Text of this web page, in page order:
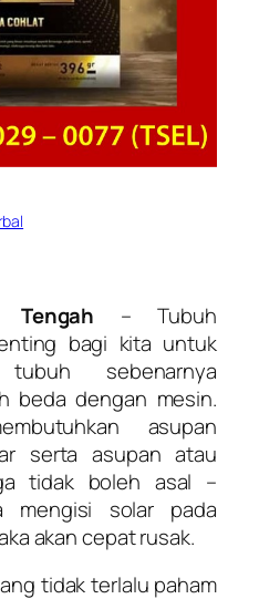
Tengah – Tubuh
bagi kita untuk
sebenarnya
beda dengan mesin.
asupan
serta asupan atau
tidak boleh asal –
mengisi solar pada
akan cepat rusak.
tidak terlalu paham